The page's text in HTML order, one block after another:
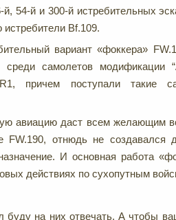
54-й и 300-й истребительных
Bf.109.
вариант «фоккера»
самолетов модификации
причем поступали такие
авиацию даст всем желающим
отнюдь не создавался
И основная работа
действиях по сухопутным
на них отвечать. А чтобы